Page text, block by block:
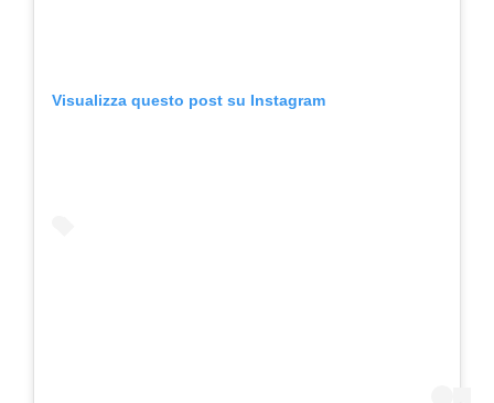
Visualizza questo post su Instagram